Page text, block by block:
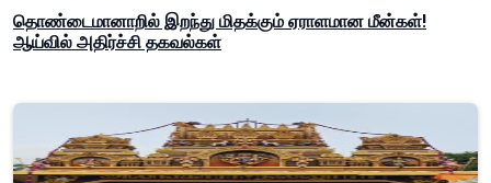
தொண்டைமானாறில் இறந்து மிதக்கும் ஏராளமான மீன்கள்!
ஆய்வில் அதிர்ச்சி தகவல்கள்